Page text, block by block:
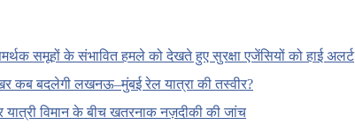
समूहों के संभावित हमले को देखते हुए सुरक्षा एजेंसियों को हाई अलर्ट
कब बदलेगी लखनऊ–मुंबई रेल यात्रा की तस्वीर?
विमान के बीच खतरनाक नज़दीकी की जांच